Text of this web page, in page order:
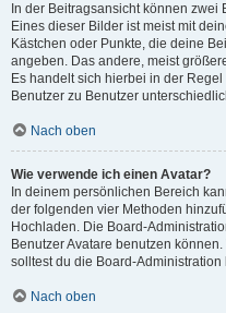
In der Beitragsansicht können
Eines dieser Bilder ist meist mit
Kästchen oder Punkte, die deine
angeben. Das andere, meist
Es handelt sich hierbei in der
Benutzer zu Benutzer
Nach oben
Wie verwende ich einen Avatar?
In deinem persönlichen Bereich
der folgenden vier Methoden
Hochladen. Die Board-
Benutzer Avatare benutzen
solltest du die Board-Administration
Nach oben